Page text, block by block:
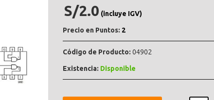
S/2.0 (incluye IGV)
Precio en Puntos: 2
Código de Producto: 04902
Existencia: Disponible